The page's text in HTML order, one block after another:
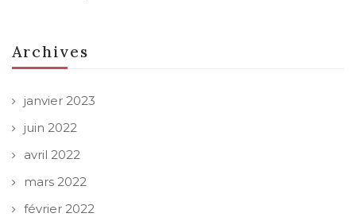
Archives
janvier 2023
juin 2022
avril 2022
mars 2022
février 2022